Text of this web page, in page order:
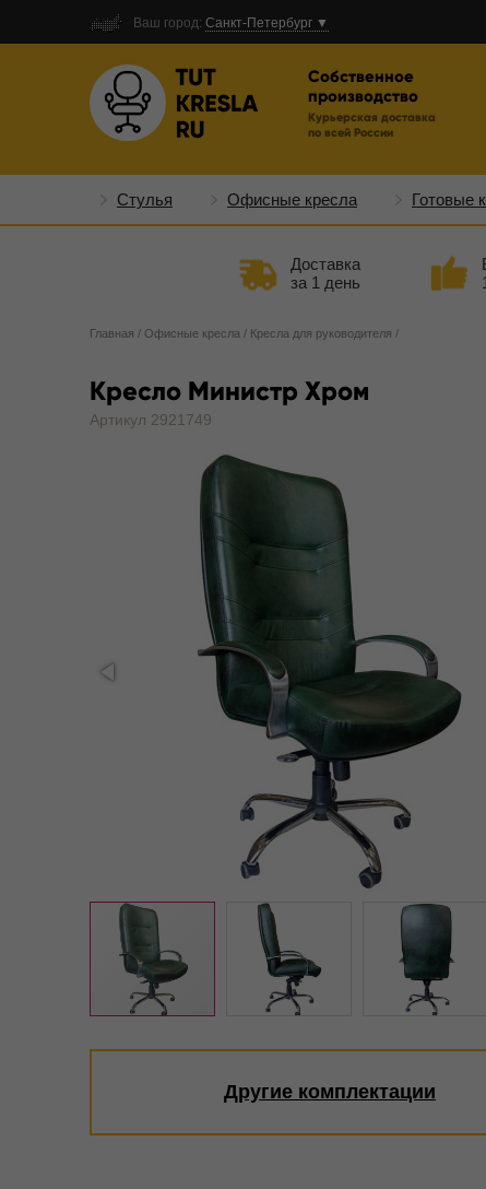
Ваш город: Санкт-Петербург ▼
Собственное
производство
Курьерская доставка
по всей России
Стулья Офисные кресла Готовые
Доставка
за 1 день
Главная / Офисные кресла / Кресла для руководителя /
Кресло Министр Хром
Артикул 2921749
Другие комплектации